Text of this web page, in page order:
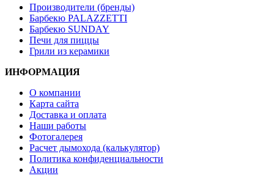
Производители (бренды)
Барбекю PALAZZETTI
Барбекю SUNDAY
Печи для пиццы
Грили из керамики
ИНФОРМАЦИЯ
О компании
Карта сайта
Доставка и оплата
Наши работы
Фотогалерея
Расчет дымохода (калькулятор)
Политика конфиденциальности
Акции